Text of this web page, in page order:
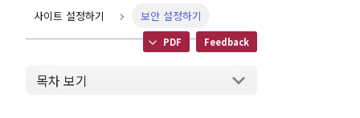
사이트 설정하기
보안 설정하기
PDF Feedback
목차 보기